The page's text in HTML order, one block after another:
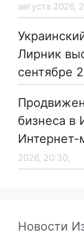
августа 2026,
Лирник
сентябре
бизнеса в
Интернет-
2026, 20:30,
Новости